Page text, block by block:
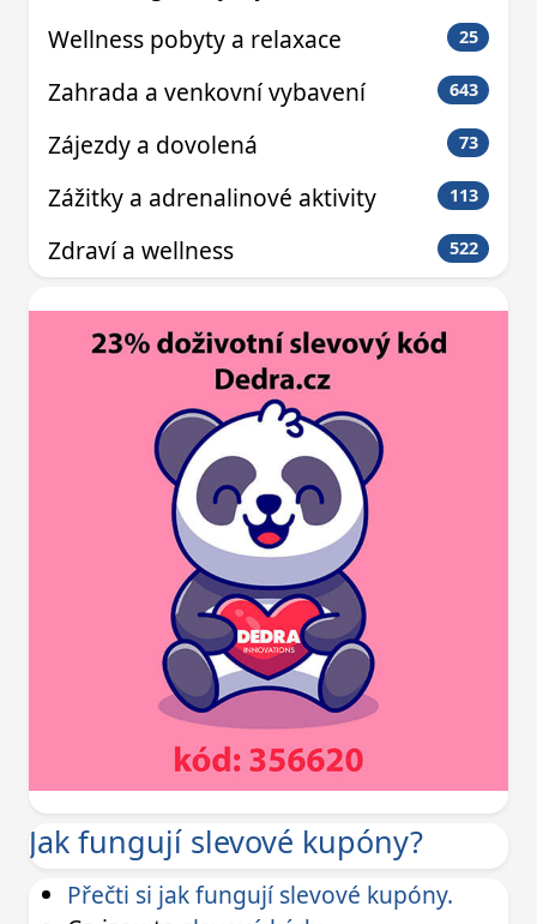
Wellness pobyty a relaxace
25
Zahrada a venkovní vybavení 643
Zájezdy a dovolená 73
Zážitky a adrenalinové aktivity 113
Zdraví a wellness 522
Jak fungují slevové kupóny?
Přečti si jak fungují slevové kupóny.